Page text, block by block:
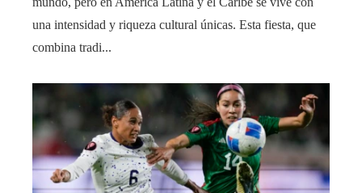
una intensidad y riqueza cultural únicas. Esta fiesta, que
combina tradi...